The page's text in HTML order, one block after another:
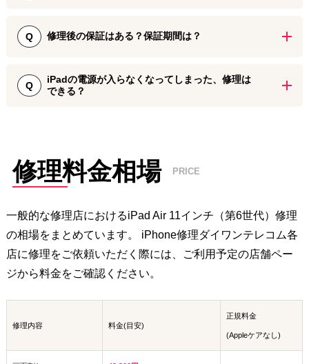
がございます。あらかじめご連絡いただけますとスムーズな修理対
応が可能です。 修理ご依頼の受付は、ご予約をいただかなくてもご
ってしまった際などには、お近くのiPhone修理ダイワンテレコム店
舗までお気軽にお持ち込みください。
Q 修理後の保証はある？保証期間は？
証期間をお付けしております。 iPhone修理ダイワンテレコムでは修
理に使用するパーツの検品や修理後の動作確認を実施しております
Q
iPadの電源が入らなくなってしまった、修理は
できる？
一方、反応がまったくない場合は基板不良が考えられ、基板修理が
必要となります。 iPhone修理ダイワンテレコムでは、画面修理・基
板修理の両方に対応しておりますので、お困りの際はお近くの店舗
修理料金相場 PRICE
一般的な修理店におけるiPad Air 11インチ（第6世代） 修理
の相場をまとめています。 iPhone修理ダイワンテレコム各
店に修理をご依頼いただく際には、ご利用予定の店舗ペー
ジから料金をご確認ください。
修理内容 料金(目安)
正規料金
(Appleケアなし)